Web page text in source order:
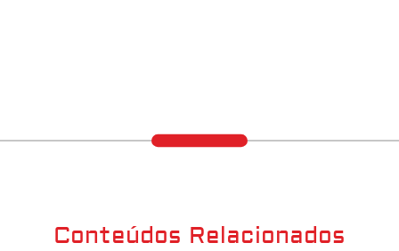
Conteúdos Relacionados